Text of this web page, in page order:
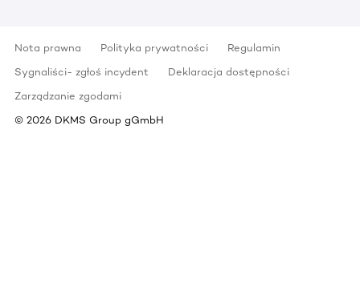
Nota prawna Polityka prywatności
Regulamin
Sygnaliści- zgłoś incydent
Deklaracja dostępności
Zarządzanie zgodami
© 2026 DKMS Group gGmbH